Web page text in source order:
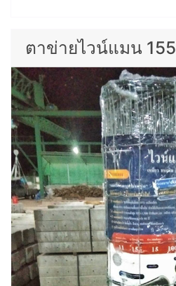
ตาข่ายไวน์แมน 155